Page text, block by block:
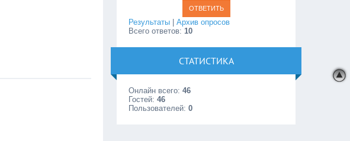
Результаты |Архив опросов
Всего ответов:10
СТАТИСТИКА
Онлайн всего:46
Гостей:46
Пользователей:0